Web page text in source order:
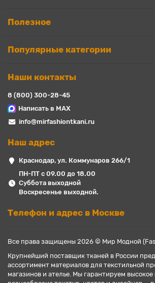
Полезное
Популярные категории
Наши контакты
8 (800) 300-28-45
Написать в MAX
info@mirfashiontkani.ru
Наш адрес
Краснодар, ул. Коммунаров 266/1
ПН-ПТ с 09.00 до 18.00
Суббота выходной
Воскресенье выходной.
Телефон и адрес в Москве
Все права защищены 2026 © Мир Модной
Крупнейший поставщик тканей в России
ассортимент материалов для текстильной
магазинов и ателье. Мы гарантируем высокое